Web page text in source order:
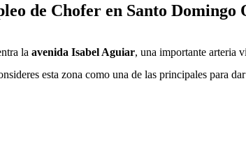
de Chofer en Santo Domingo
la avenida Isabel Aguiar, una importante arteria
esta zona como una de las principales para